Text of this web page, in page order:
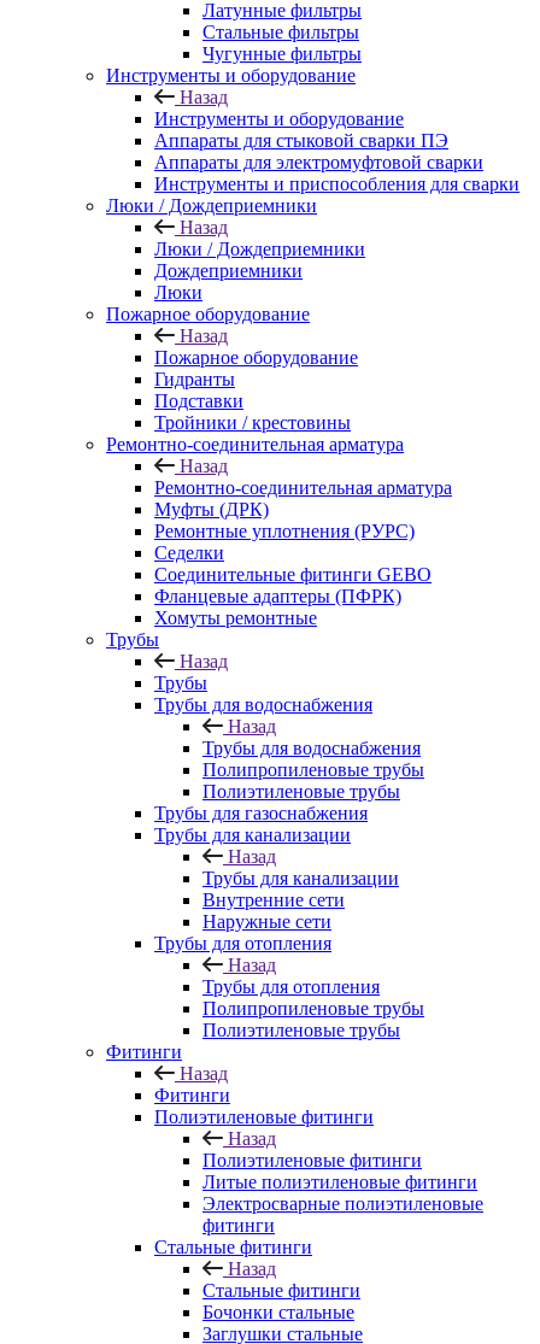
Латунные фильтры
Стальные фильтры
Чугунные фильтры
Инструменты и оборудование
Назад
Инструменты и оборудование
Аппараты для стыковой сварки ПЭ
Аппараты для электромуфтовой сварки
Инструменты и приспособления для сварки
Люки / Дождеприемники
Назад
Люки / Дождеприемники
Дождеприемники
Люки
Пожарное оборудование
Назад
Пожарное оборудование
Гидранты
Подставки
Тройники / крестовины
Ремонтно-соединительная арматура
Назад
Ремонтно-соединительная арматура
Муфты (ДРК)
Ремонтные уплотнения (РУРС)
Седелки
Соединительные фитинги GEBO
Фланцевые адаптеры (ПФРК)
Хомуты ремонтные
Трубы
Назад
Трубы
Трубы для водоснабжения
Назад
Трубы для водоснабжения
Полипропиленовые трубы
Полиэтиленовые трубы
Трубы для газоснабжения
Трубы для канализации
Назад
Трубы для канализации
Внутренние сети
Наружные сети
Трубы для отопления
Назад
Трубы для отопления
Полипропиленовые трубы
Полиэтиленовые трубы
Фитинги
Назад
Фитинги
Полиэтиленовые фитинги
Назад
Полиэтиленовые фитинги
Литые полиэтиленовые фитинги
Электросварные полиэтиленовые
фитинги
Стальные фитинги
Назад
Стальные фитинги
Бочонки стальные
Заглушки стальные